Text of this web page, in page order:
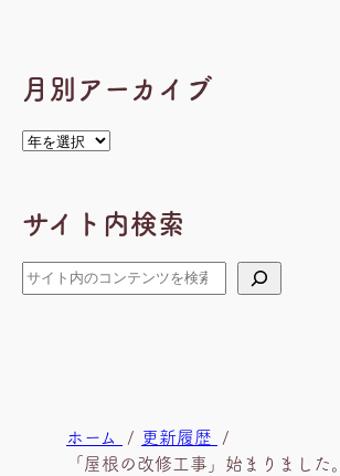
月別アーカイブ
ア
イ
ブ
サイト内検索
検
索
ホーム
更新履歴
「屋根の改修工事」始まりました。